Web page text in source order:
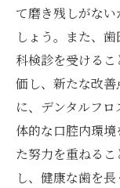
て磨き残しがな
しょう。また、
科検診を受ける
価し、新たな改
に、デンタルフ
体的な口腔内環
た努力を重ねる
し、健康な歯を